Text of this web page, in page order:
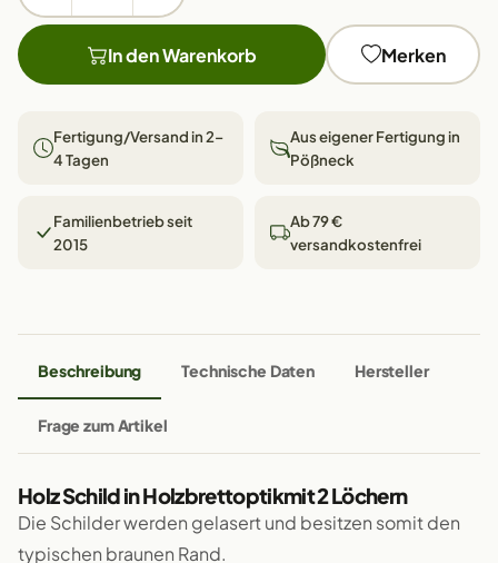
In den Warenkorb Merken
Fertigung/Versand in 2–
4 Tagen
Aus eigener Fertigung in
Pößneck
Familienbetrieb seit
2015
Ab 79 €
versandkostenfrei
Beschreibung Technische Daten Hersteller
Frage zum Artikel
Holz Schild in Holzbrettoptikmit 2 Löchern
Die Schilder werden gelasert und besitzen somit den
typischen braunen Rand.